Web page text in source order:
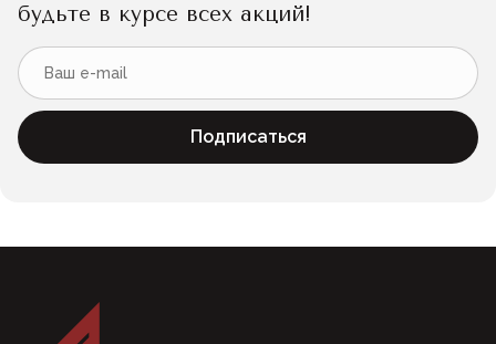
будьте в курсе всех акций!
Подписаться